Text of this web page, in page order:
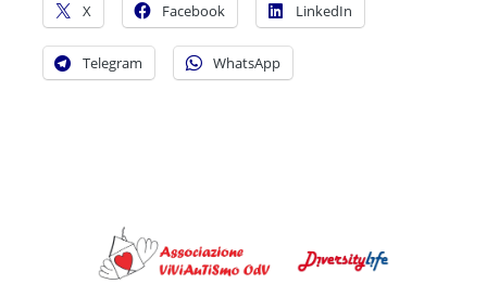
X Facebook LinkedIn
Telegram WhatsApp